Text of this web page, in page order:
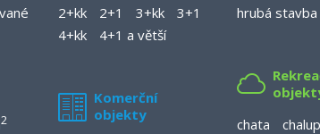
2
2+kk
2+1 3+kk
3+1
4+kk
4+1 a větší
Komerční
objekty
hrubá stavba
chata